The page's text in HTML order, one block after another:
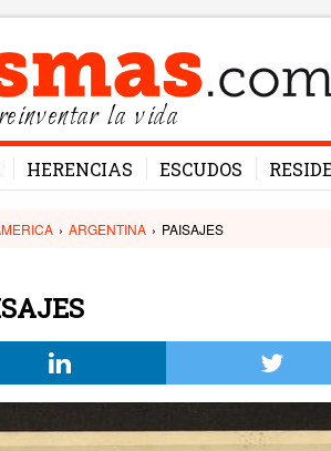
la vida
HERENCIAS ESCUDOS
› ARGENTINA › PAISAJES